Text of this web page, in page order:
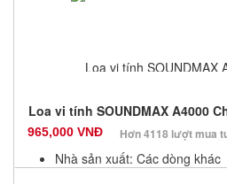
Loa vi tính SOUNDMAX A4000
965,000 VNĐ Hơn 4118 lượt mua
Nhà sản xuất: Các dòng khác